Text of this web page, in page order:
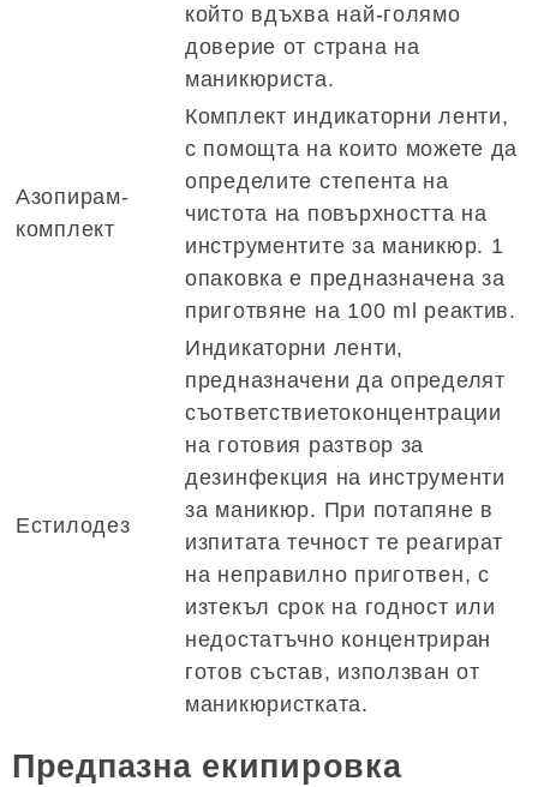
който вдъхва най-голямо
доверие от страна на
маникюриста.
Азопирам-
комплект
Комплект индикаторни ленти,
с помощта на които можете да
определите степента на
чистота на повърхността на
инструментите за маникюр. 1
опаковка е предназначена за
приготвяне на 100 ml реактив.
Естилодез
Индикаторни ленти,
предназначени да определят
съответствиетоконцентрации
на готовия разтвор за
дезинфекция на инструменти
за маникюр. При потапяне в
изпитата течност те реагират
на неправилно приготвен, с
изтекъл срок на годност или
недостатъчно концентриран
готов състав, използван от
маникюристката.
Предпазна екипировка